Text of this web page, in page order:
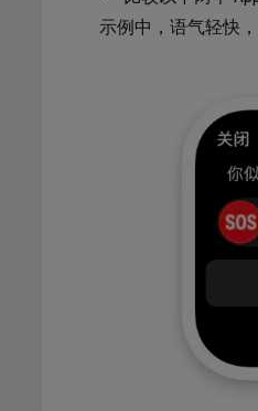
示例中，语气轻快，